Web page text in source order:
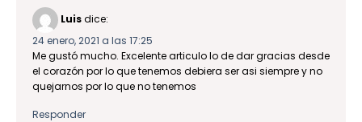
Luisdice:
24 enero, 2021 a las 17:25
Me gustó mucho. Excelente articulo lo de dar gracias desde
el corazón por lo que tenemos debiera ser asi siempre y no
quejarnos por lo que no tenemos
Responder